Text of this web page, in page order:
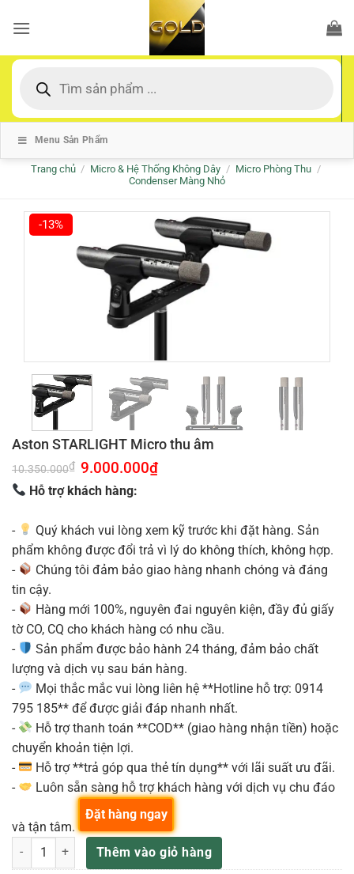
qua
dung
kiếm
Menu Sản Phẩm
Trang chủ / Micro & Hệ Thống Không Dây / Micro Phòng Thu /
Condenser Màng Nhỏ
-13%
Aston STARLIGHT Micro thu âm
10.350.000₫ Giá
gốc
là:
10.350.000₫.
9.000.000₫Giá
Hỗ trợ khách hàng:
-
Quý khách vui lòng xem kỹ trước khi đặt hàng. Sản
phẩm không được đổi trả vì lý do không thích, không hợp.
-
Chúng tôi đảm bảo giao hàng nhanh chóng và đáng
tin cậy.
-
Hàng mới 100%, nguyên đai nguyên kiện, đầy đủ giấy
tờ CO, CQ cho khách hàng có nhu cầu.
-
Sản phẩm được bảo hành 24 tháng, đảm bảo chất
lượng và dịch vụ sau bán hàng.
-
Mọi thắc mắc vui lòng liên hệ **Hotline hỗ trợ: 0914
795 185** để được giải đáp nhanh nhất.
-
Hỗ trợ thanh toán **COD** (giao hàng nhận tiền) hoặc
chuyển khoản tiện lợi.
-
Hỗ trợ **trả góp qua thẻ tín dụng** với lãi suất ưu đãi.
-
Luôn sẵn sàng hỗ trợ khách hàng với dịch vụ chu đáo
và tận tâm.
Aston STARLIGHT Micro thu âm số lượng
Thêm vào giỏ hàng
Đặt hàng ngay